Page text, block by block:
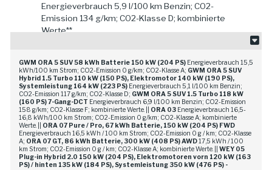
GWM ORA 5 SUV 58 kWh Batterie 150 kW (204 PS)Energieverbrauch 15,5
kWh/100 km Strom; CO2-Emission 0 g/km; CO2-Klasse A; GWM ORA 5 SUV
Hybrid 1.5 Turbo 110 kW (150 PS), Elektromotor 140 kW (190 PS),
Systemleistung 164 kW (223 PS)Energieverbrauch 5,1 l/100 km Benzin;
CO2-Emission 117 g/km; CO2-Klasse D; GWM ORA 5 SUV 1.5 Turbo 118 kW
(160 PS) 7-Gang-DCT Energieverbrauch 6,9 l/100 km Benzin; CO2-Emission
158 g/km; CO2-Klasse F; kombinierte Werte. ||
ORA 03 Energieverbrauch 16,5-
16,8 kWh/100 km Strom; CO2-Emission 0 g/km; CO2-Klasse A; kombinierte
Werte. ||
ORA 07 Pure / Pro, 67 kWh Batterie, 150 kW (204 PS) FWD
Energieverbrauch 16,5 kWh / 100 km Strom; CO2-Emission 0 g / km; CO2-Klasse
A; ORA 07 GT, 86 kWh Batterie, 300 kW (408 PS) AWD17,5 kWh / 100
km Strom; CO2-Emission 0 g / km; CO2-Klasse A; kombinierte Werte. || WEY 05
Plug-in Hybrid 2.0 150 kW (204 PS), Elektromotoren vorn 120 kW (163
PS) / hinten 135 kW (184 PS), Systemleistung 350 kW (476 PS) -
Energieverbrauch 5,9 l/100 km Benzin; CO2-
Emission 134 g/km; CO2-Klasse D; kombinierte
Werte**
(177 PS) 7-Gang-DCTEnergieverbrauch 7,4
l/100 km Benzin; CO2-Emission 167 g/km; CO2-
Klasse F; kombinierte Werte.**
**Die nach PKW-EnVKV angegebenen
offiziellen Werte zu Verbrauch und CO₂-
Emission sowie ggf. Angaben zur Reichweite
wurden nach dem vorgeschriebenen
Messverfahren WLTP ermittelt.